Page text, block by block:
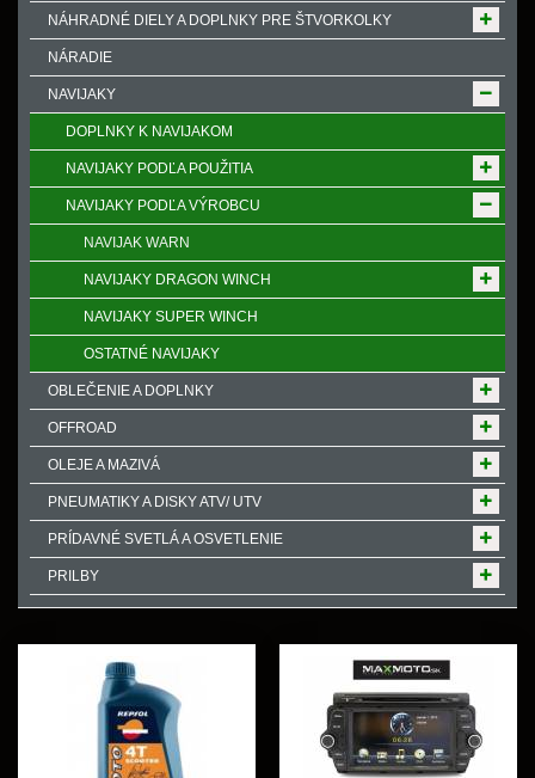
NÁHRADNÉ DIELY A DOPLNKY PRE ŠTVORKOLKY
NÁRADIE
NAVIJAKY
DOPLNKY K NAVIJAKOM
NAVIJAKY PODĽA POUŽITIA
NAVIJAKY PODĽA VÝROBCU
NAVIJAK WARN
NAVIJAKY DRAGON WINCH
NAVIJAKY SUPER WINCH
OSTATNÉ NAVIJAKY
OBLEČENIE A DOPLNKY
OFFROAD
OLEJE A MAZIVÁ
PNEUMATIKY A DISKY ATV/ UTV
PRÍDAVNÉ SVETLÁ A OSVETLENIE
PRILBY